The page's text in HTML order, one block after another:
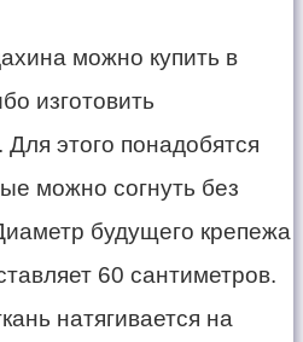
можно купить в
изготовить
этого понадобятся
можно согнуть без
будущего крепежа
60 сантиметров.
натягивается на